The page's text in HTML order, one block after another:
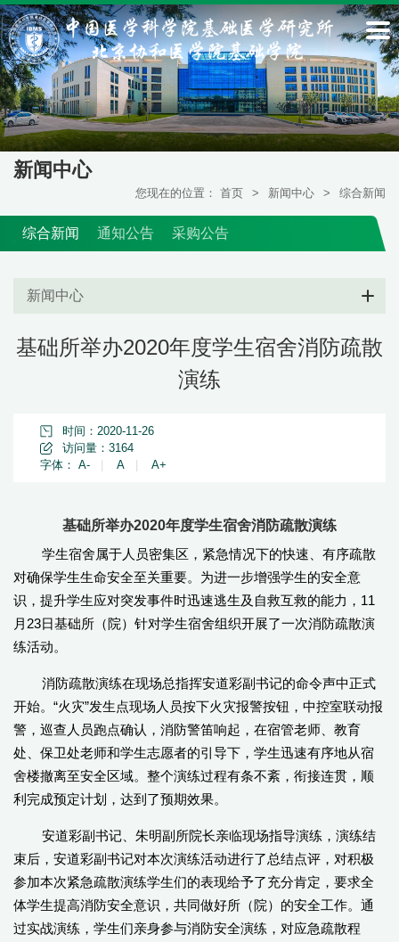
新闻中心
您现在的位置： 首页 > 新闻中心 > 综合新闻
综合新闻 通知公告 采购公告
新闻中心
基础所举办2020年度学生宿舍消防疏散
演练
时间：2020-11-26
访问量： 3164
字体： A- A A+
基础所举办2020年度学生宿舍消防疏散演练
学生宿舍属于人员密集区，紧急情况下的快速、有序疏散
对确保学生生命安全至关重要。为进一步增强学生的安全意
识，提升学生应对突发事件时迅速逃生及自救互救的能力，11
月23日基础所（院）针对学生宿舍组织开展了一次消防疏散演
练活动。
消防疏散演练在现场总指挥安道彩副书记的命令声中正式
开始。“火灾”发生点现场人员按下火灾报警按钮，中控室联动报
警，巡查人员跑点确认，消防警笛响起，在宿管老师、教育
处、保卫处老师和学生志愿者的引导下，学生迅速有序地从宿
舍楼撤离至安全区域。整个演练过程有条不紊，衔接连贯，顺
利完成预定计划，达到了预期效果。
安道彩副书记、朱明副所院长亲临现场指导演练，演练结
束后，安道彩副书记对本次演练活动进行了总结点评，对积极
参加本次紧急疏散演练学生们的表现给予了充分肯定，要求全
体学生提高消防安全意识，共同做好所（院）的安全工作。通
过实战演练，学生们亲身参与消防安全演练，对应急疏散程